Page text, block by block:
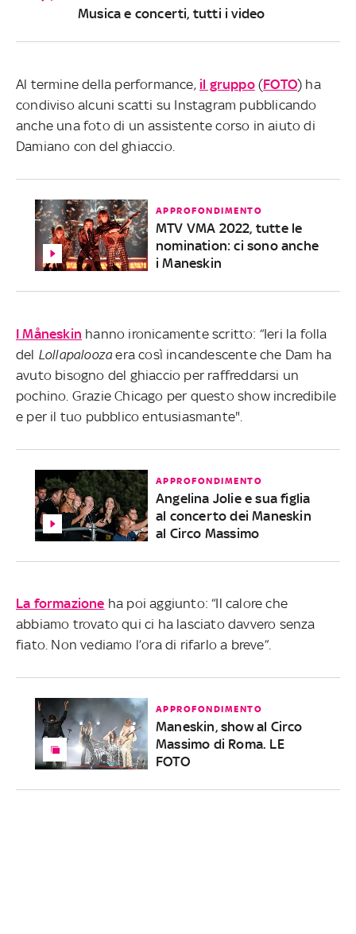
Musica e concerti, tutti i video
Al termine della performance, il gruppo(FOTO) ha
condiviso alcuni scatti su Instagram pubblicando
anche una foto di un assistente corso in aiuto di
Damiano con del ghiaccio.
APPROFONDIMENTO
MTV VMA 2022, tutte le
nomination: ci sono anche
i Maneskin
I Måneskin hanno ironicamente scritto: “Ieri la folla
del Lollapaloozaera così incandescente che Dam ha
avuto bisogno del ghiaccio per raffreddarsi un
pochino. Grazie Chicago per questo show incredibile
e per il tuo pubblico entusiasmante".
APPROFONDIMENTO
Angelina Jolie e sua figlia
al concerto dei Maneskin
al Circo Massimo
La formazione ha poi aggiunto: “Il calore che
abbiamo trovato qui ci ha lasciato davvero senza
fiato. Non vediamo l’ora di rifarlo a breve”.
APPROFONDIMENTO
Maneskin, show al Circo
Massimo di Roma. LE
FOTO